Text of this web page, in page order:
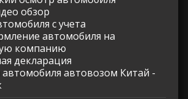
обзор
с учета
автомобиля на
компанию
декларация
автомобиля автовозом Китай -